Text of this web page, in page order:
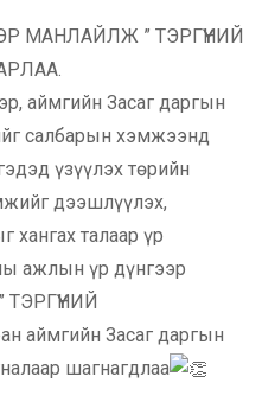
МАНЛАЙЛЖ ” ТЭРГҮҮНИЙ
аймгийн Засаг даргын
салбарын хэмжээнд
үзүүлэх төрийн
дээшлүүлэх,
хангах талаар үр
ажлын үр дүнгээр
аймгийн Засаг даргын
шагнагдлаа